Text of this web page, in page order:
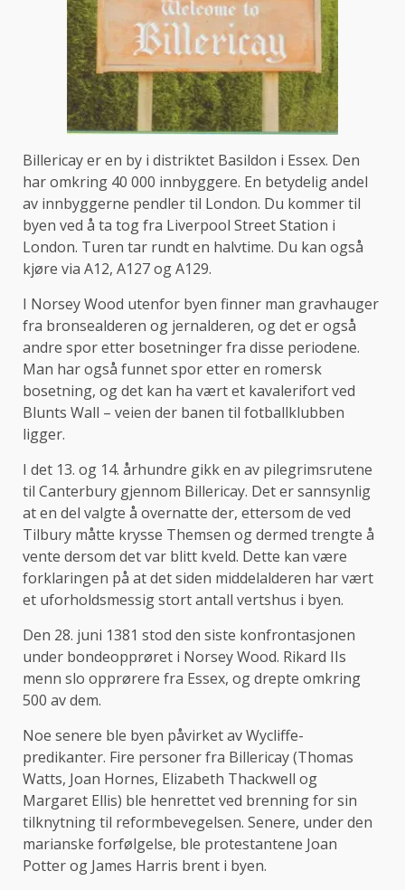
Billericay er en by i distriktet Basildon i Essex. Den
har omkring 40 000 innbyggere. En betydelig andel
av innbyggerne pendler til London. Du kommer til
byen ved å ta tog fra Liverpool Street Station i
London. Turen tar rundt en halvtime. Du kan også
kjøre via A12, A127 og A129.
I Norsey Wood utenfor byen finner man gravhauger
fra bronsealderen og jernalderen, og det er også
andre spor etter bosetninger fra disse periodene.
Man har også funnet spor etter en romersk
bosetning, og det kan ha vært et kavalerifort ved
Blunts Wall – veien der banen til fotballklubben
ligger.
I det 13. og 14. århundre gikk en av pilegrimsrutene
til Canterbury gjennom Billericay. Det er sannsynlig
at en del valgte å overnatte der, ettersom de ved
Tilbury måtte krysse Themsen og dermed trengte å
vente dersom det var blitt kveld. Dette kan være
forklaringen på at det siden middelalderen har vært
et uforholdsmessig stort antall vertshus i byen.
Den 28. juni 1381 stod den siste konfrontasjonen
under bondeopprøret i Norsey Wood. Rikard IIs
menn slo opprørere fra Essex, og drepte omkring
500 av dem.
Noe senere ble byen påvirket av Wycliffe-
predikanter. Fire personer fra Billericay (Thomas
Watts, Joan Hornes, Elizabeth Thackwell og
Margaret Ellis) ble henrettet ved brenning for sin
tilknytning til reformbevegelsen. Senere, under den
marianske forfølgelse, ble protestantene Joan
Potter og James Harris brent i byen.